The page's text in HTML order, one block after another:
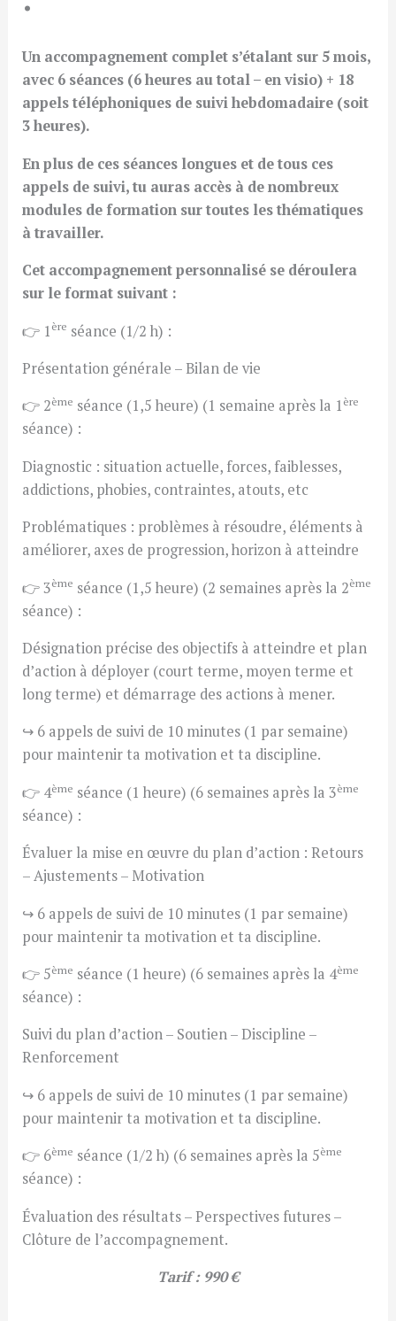
Un accompagnement complet s’étalant sur 5 mois,
avec 6 séances (6 heures au total – en visio) + 18
appels téléphoniques de suivi hebdomadaire (soit
3 heures).
En plus de ces séances longues et de tous ces
appels de suivi, tu auras accès à de nombreux
modules de formation sur toutes les thématiques
à travailler.
Cet accompagnement personnalisé se déroulera
sur le format suivant :
👉 1ère séance (1/2 h) :
Présentation générale – Bilan de vie
👉 2ème séance (1,5 heure) (1 semaine après la 1ère
séance) :
Diagnostic : situation actuelle, forces, faiblesses,
addictions, phobies, contraintes, atouts, etc
Problématiques : problèmes à résoudre, éléments à
améliorer, axes de progression, horizon à atteindre
👉 3ème séance (1,5 heure) (2 semaines après la 2ème
séance) :
Désignation précise des objectifs à atteindre et plan
d’action à déployer (court terme, moyen terme et
long terme) et démarrage des actions à mener.
↪️ 6 appels de suivi de 10 minutes (1 par semaine)
pour maintenir ta motivation et ta discipline.
👉 4ème séance (1 heure) (6 semaines après la 3ème
séance) :
Évaluer la mise en œuvre du plan d’action : Retours
– Ajustements – Motivation
↪️ 6 appels de suivi de 10 minutes (1 par semaine)
pour maintenir ta motivation et ta discipline.
👉 5ème séance (1 heure) (6 semaines après la 4ème
séance) :
Suivi du plan d’action – Soutien – Discipline –
Renforcement
↪️ 6 appels de suivi de 10 minutes (1 par semaine)
pour maintenir ta motivation et ta discipline.
👉 6ème séance (1/2 h) (6 semaines après la 5ème
séance) :
Évaluation des résultats – Perspectives futures –
Clôture de l’accompagnement.
Tarif : 990 €